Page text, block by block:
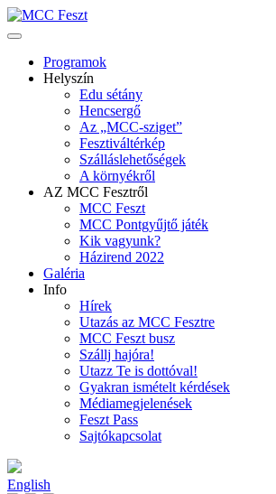
Programok
Helyszín
Edu sétány
Hencsergő
Az „MCC-sziget”
Fesztiváltérkép
Szálláslehetőségek
A környékről
AZ MCC Fesztről
MCC Feszt
MCC Pontgyűjtő játék
Kik vagyunk?
Házirend 2022
Galéria
Info
Hírek
Utazás az MCC Fesztre
MCC Feszt busz
Szállj hajóra!
Utazz Te is dottóval!
Gyakran ismételt kérdések
Médiamegjelenések
Feszt Pass
Sajtókapcsolat
English